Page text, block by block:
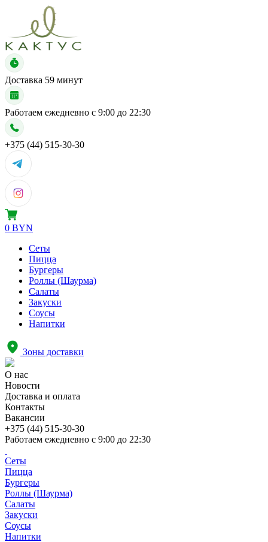
Доставка 59 минут
Работаем ежедневно с 9:00 до 22:30
+375 (44) 515-30-30
0 BYN
Сеты
Пицца
Бургеры
Роллы (Шаурма)
Салаты
Закуски
Соусы
Напитки
Зоны доставки
О нас
Новости
Доставка и оплата
Контакты
Вакансии
+375 (44) 515-30-30
Работаем ежедневно с 9:00 до 22:30
Сеты
Пицца
Бургеры
Роллы (Шаурма)
Салаты
Закуски
Соусы
Напитки